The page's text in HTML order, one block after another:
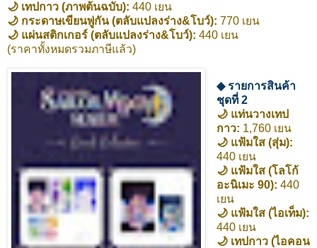
🌙 เทปกาว (ภาพต้นฉบับ): 440 เยน
🌙 กระดาษเขียนพู่กัน (ตลับแปลงร่าง&โบว์): 770 เยน
🌙 แผ่นสติกเกอร์ (ตลับแปลงร่าง&โบว์): 440 เยน
(ราคาทั้งหมดรวมภาษีแล้ว)
◆ รายการสินค้า
ชุดที่ 2
🌙 แท่นวางเทป
กาว: 1,760 เยน
🌙 แฟ้มใส (สุ่ม):
440 เยน
🌙 แฟ้มใส (โลโก้
อะนิเมะ 90): 440
เยน
🌙 แฟ้มใส (ไอเท็ม):
440 เยน
🌙 เทปกาว (ไอคอน